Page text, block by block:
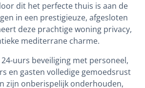
dit het perfecte thuis is aan de
in een prestigieuze, afgesloten
deze prachtige woning privacy,
mediterrane charme.
uurs beveiliging met personeel,
en gasten volledige gemoedsrust
zijn onberispelijk onderhouden,